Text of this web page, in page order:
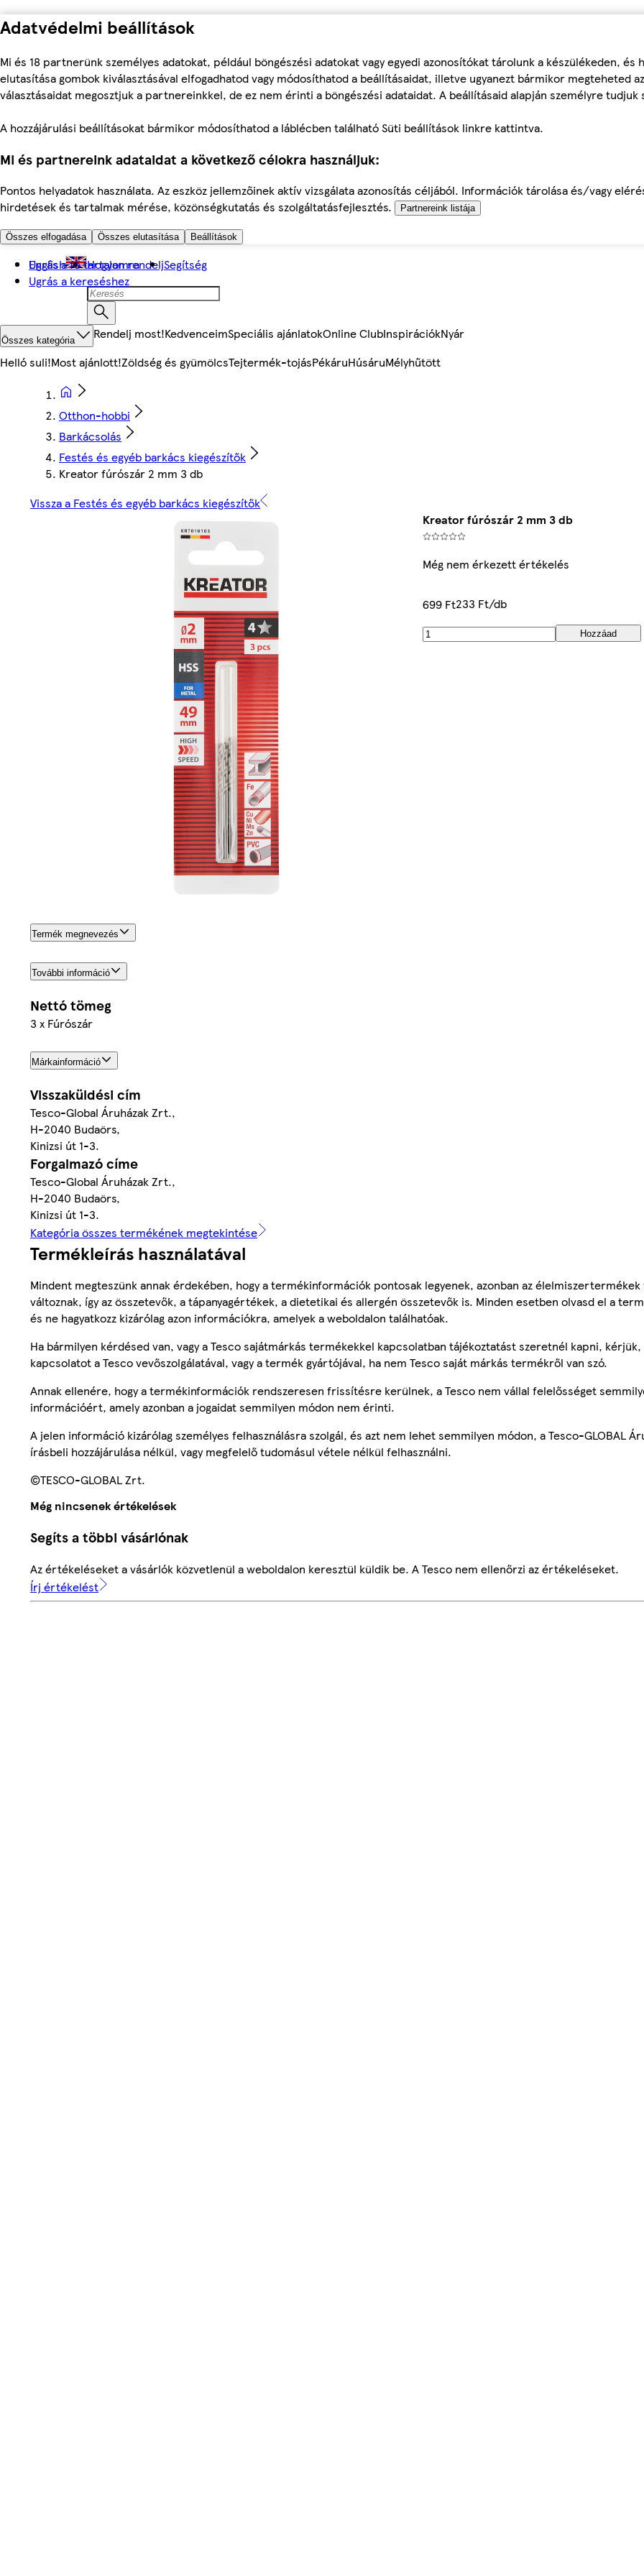
Adatvédelmi beállítások
Mi és 18 partnerünk személyes adatokat, például böngészési adatokat vagy egyedi azonosítókat tárolunk a készülékeden, és
elutasítása gombok kiválasztásával elfogadhatod vagy módosíthatod a beállításaidat, illetve ugyanezt bármikor megteheted az
választásaidat megosztjuk a partnereinkkel, de ez nem érinti a böngészési adataidat. A beállításaid alapján személyre tudjuk
A hozzájárulási beállításokat bármikor módosíthatod a láblécben található Süti beállítások linkre kattintva.
Mi és partnereink adataidat a következő célokra használjuk:
Pontos helyadatok használata. Az eszköz jellemzőinek aktív vizsgálata azonosítás céljából. Információk tárolása és/vagy
hirdetések és tartalmak mérése, közönségkutatás és szolgáltatásfejlesztés.
Partnereink listája
Összes elfogadása Összes elutasítása Beállítások
Ugrás a fő tartalomra
Ugrás a kereséshez
English Hogyan rendeljSegítség
Összes kategória Rendelj most!KedvenceimSpeciális ajánlatokOnline ClubInspirációkNyár
Helló suli!Most ajánlott!Zöldség és gyümölcsTejtermék-tojásPékáruHúsáruMélyhűtött
Otthon-hobbi
Barkácsolás
Festés és egyéb barkács kiegészítők
Kreator fúrószár 2 mm 3 db
Vissza a Festés és egyéb barkács kiegészítők
Kreator fúrószár 2 mm 3 db
Még nem érkezett értékelés
699 Ft233 Ft/db
Hozzáad
Termék megnevezés
További információ
Nettó tömeg
3 x Fúrószár
Márkainformáció
Visszaküldési cím
Tesco-Global Áruházak Zrt.,
H-2040 Budaörs,
Kinizsi út 1-3.
Forgalmazó címe
Tesco-Global Áruházak Zrt.,
H-2040 Budaörs,
Kinizsi út 1-3.
Kategória összes termékének megtekintése
Termékleírás használatával
Mindent megteszünk annak érdekében, hogy a termékinformációk pontosak legyenek, azonban az élelmiszertermékek
változnak, így az összetevők, a tápanyagértékek, a dietetikai és allergén összetevők is. Minden esetben olvasd el a
és ne hagyatkozz kizárólag azon információkra, amelyek a weboldalon találhatóak.
Ha bármilyen kérdésed van, vagy a Tesco sajátmárkás termékekkel kapcsolatban tájékoztatást szeretnél kapni, kérjük,
kapcsolatot a Tesco vevőszolgálatával, vagy a termék gyártójával, ha nem Tesco saját márkás termékről van szó.
Annak ellenére, hogy a termékinformációk rendszeresen frissítésre kerülnek, a Tesco nem vállal felelősséget
információért, amely azonban a jogaidat semmilyen módon nem érinti.
A jelen információ kizárólag személyes felhasználásra szolgál, és azt nem lehet semmilyen módon, a Tesco-GLOBAL
írásbeli hozzájárulása nélkül, vagy megfelelő tudomásul vétele nélkül felhasználni.
©TESCO-GLOBAL Zrt.
Még nincsenek értékelések
Segíts a többi vásárlónak
Az értékeléseket a vásárlók közvetlenül a weboldalon keresztül küldik be. A Tesco nem ellenőrzi az értékeléseket.
Írj értékelést